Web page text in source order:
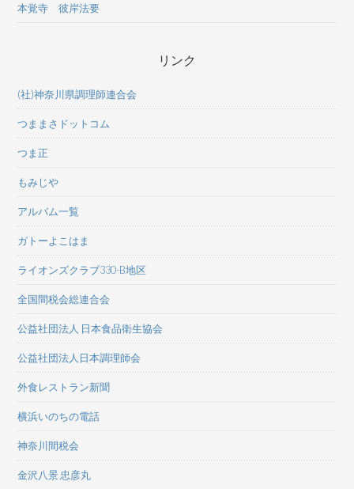
本覚寺 彼岸法要
リンク
(社)神奈川県調理師連合会
つままさドットコム
つま正
もみじや
アルバム一覧
ガトーよこはま
ライオンズクラブ330-B地区
全国間税会総連合会
公益社団法人 日本食品衛生協会
公益社団法人日本調理師会
外食レストラン新聞
横浜いのちの電話
神奈川間税会
金沢八景 忠彦丸